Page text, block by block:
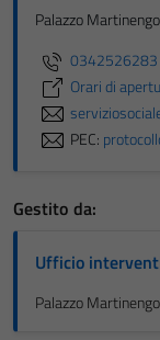
Palazzo
0342526283
Orari di
PEC:
Gestito da:
Ufficio
Palazzo